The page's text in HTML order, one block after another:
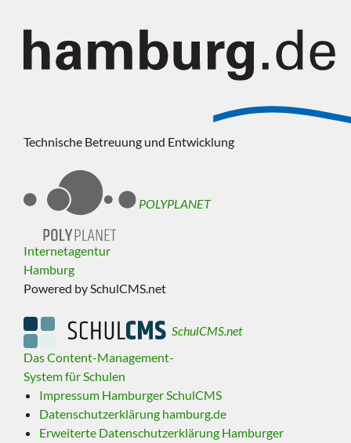
Technische Betreuung und Entwicklung
POLYPLANET
Internetagentur
Hamburg
Powered by SchulCMS.net
SchulCMS.net
Das Content-Management-
System für Schulen
Impressum Hamburger SchulCMS
Datenschutzerklärung hamburg.de
Erweiterte Datenschutzerklärung Hamburger